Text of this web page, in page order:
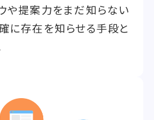
や提案力をまだ知らない
に存在を知らせる手段と